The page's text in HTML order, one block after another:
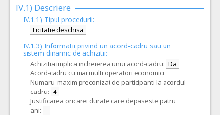
IV.1) Descriere
IV.1.1) Tipul procedurii:
Licitatie deschisa
IV.1.3) Informatii privind un acord-cadru sau un
sistem dinamic de achizitii:
Achizitia implica incheierea unui acord-cadru: Da
Acord-cadru cu mai multi operatori economici
Numarul maxim preconizat de participanti la acordul-
cadru: 4
Justificarea oricarei durate care depaseste patru
ani: -